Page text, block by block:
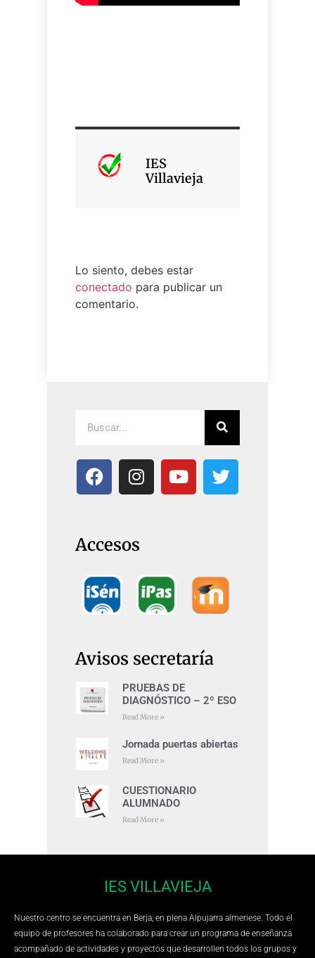
IES
Villavieja
Lo siento, debes estar
conectado para publicar un
comentario.
Accesos
Avisos secretaría
PRUEBAS DE
DIAGNÓSTICO – 2º ESO
Read More »
Jornada puertas abiertas
Read More »
CUESTIONARIO
ALUMNADO
Read More »
IES VILLAVIEJA
Nuestro centro se encuentra en Berja, en plena Alpujarra almeriese. Todo el
equipo de profesores ha colaborado para crear un programa de enseñanza
acompañado de actividades y proyectos que desarrollen todos los grupos y